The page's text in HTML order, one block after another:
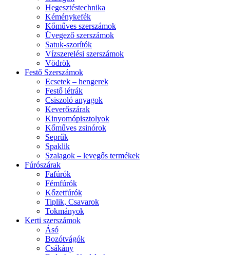
Hegesztéstechnika
Kéménykefék
Kőműves szerszámok
Üvegező szerszámok
Satuk-szorítók
Vízszerelési szerszámok
Vödrök
Festő Szerszámok
Ecsetek – hengerek
Festő létrák
Csiszoló anyagok
Keverőszárak
Kinyomópisztolyok
Kőműves zsinórok
Seprűk
Spaklik
Szalagok – levegős termékek
Fúrószárak
Fafúrók
Fémfúrók
Kőzetfúrók
Tiplik, Csavarok
Tokmányok
Kerti szerszámok
Ásó
Bozótvágók
Csákány